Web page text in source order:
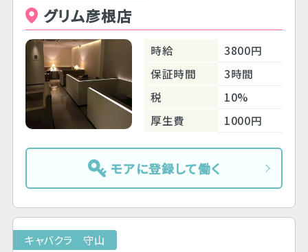
グリム彦根店
時給
3800円
保証時間
3時間
税
10%
厚生費
1000円
モアに登録して働く
キャバクラ 守山